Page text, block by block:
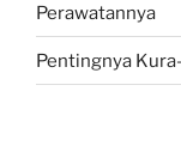
Perawatannya
Pentingnya